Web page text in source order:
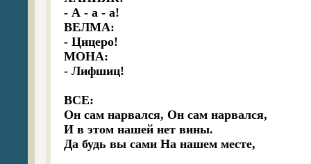
- А - а - а!
ВЕЛМА:
- Цицеро!
МОНА:
- Лифшиц!
ВСЕ:
Он сам нарвался, Он сам нарвался,
И в этом нашей нет вины.
Да будь вы сами На нашем месте,